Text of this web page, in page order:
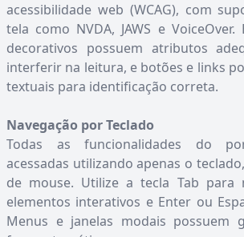
acessibilidade web (WCAG), com
tela como NVDA, JAWS e VoiceOver.
decorativos possuem atributos
interferir na leitura, e botões e links
textuais para identificação correta.
Navegação por Teclado
Todas as funcionalidades do
acessadas utilizando apenas o
de mouse. Utilize a tecla Tab para
elementos interativos e Enter ou
Menus e janelas modais possuem